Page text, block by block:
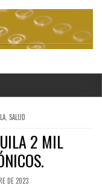
SALUD
2 MIL
DE 2023